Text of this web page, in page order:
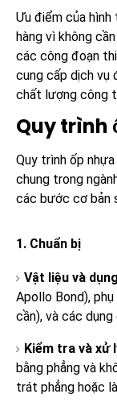
Ưu điểm của
hàng vì không
các công đoạn
cung cấp dịch vụ
chất lượng công
Quy trình
Quy trình ốp
chung trong
các bước cơ bản
1. Chuẩn bị
Vật liệu và
Apollo Bond),
cần), và các
Kiểm tra và xử
bằng phẳng và
trát phẳng hoặc